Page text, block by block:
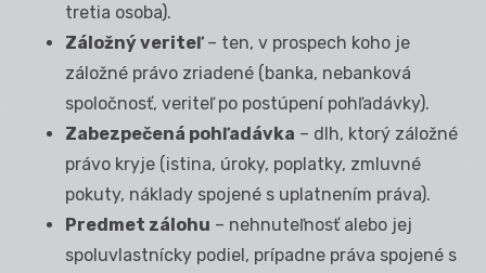
tretia osoba).
Záložný veriteľ– ten, v prospech koho je
záložné právo zriadené (banka, nebanková
spoločnosť, veriteľ po postúpení pohľadávky).
Zabezpečená pohľadávka – dlh, ktorý záložné
právo kryje (istina, úroky, poplatky, zmluvné
pokuty, náklady spojené s uplatnením práva).
Predmet zálohu – nehnuteľnosť alebo jej
spoluvlastnícky podiel, prípadne práva spojené s